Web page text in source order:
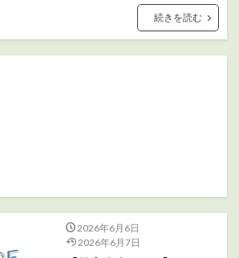
続きを読む
2026年6月6日
2026年6月7日